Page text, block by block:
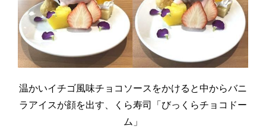
温かいイチゴ風味チョコソースをかけると中からバニ
ラアイスが顔を出す、くら寿司「びっくらチョコドー
ム」